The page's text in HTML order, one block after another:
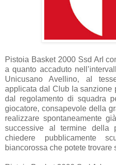
Pistoia Basket 2000 Ssd Arl
a quanto accaduto
Unicusano Avellino, al
applicata dal Club la sanzione
dal regolamento di squadra
giocatore, consapevole della
realizzare spontaneamente
successive al termine della
chiedere pubblicamente
biancorossa che potete trovare